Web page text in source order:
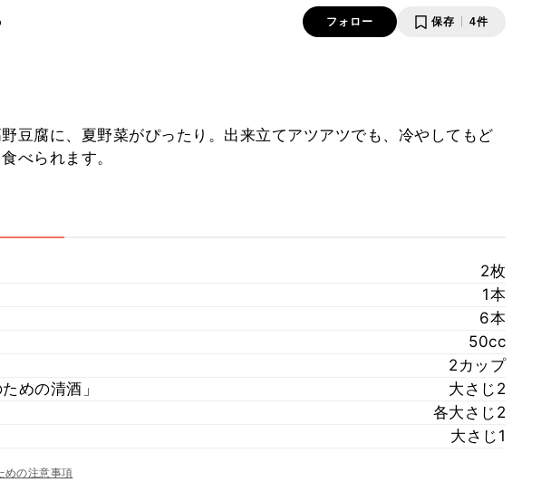
フォロー 保存 4件
豆腐に、夏野菜がぴったり。出来立てアツアツでも、冷やしてもど
べられます。
2枚
1本
6本
50cc
2カップ
めの清酒」
大さじ2
各大さじ2
大さじ1
めの注意事項